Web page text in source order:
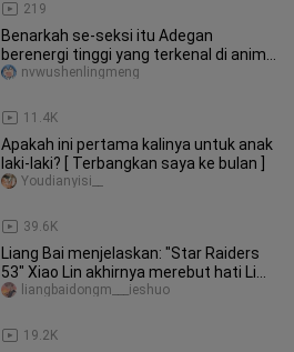
219
Benarkah se-seksi itu Adegan
berenergi tinggi yang terkenal di anime
#46
11.4K
nvwushenlingmeng
Apakah ini pertama kalinya untuk anak
laki-laki? [ Terbangkan saya ke bulan ]
39.6K
Youdianyisi__
Liang Bai menjelaskan: "Star Raiders
53" Xiao Lin akhirnya merebut hati Li
Ren, dan sepasang kekasih
19.2K
liangbaidongm___ieshuo